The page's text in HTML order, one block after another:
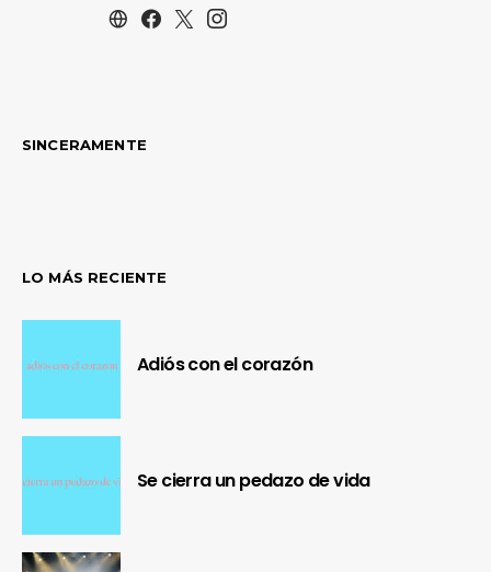
SINCERAMENTE
LO MÁS RECIENTE
Adiós con el corazón
Se cierra un pedazo de vida